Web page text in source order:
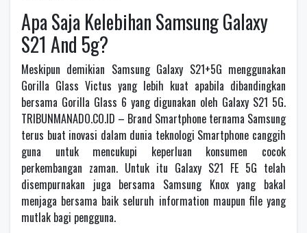
Apa Saja Kelebihan Samsung Galaxy
S21 And 5g?
Meskipun demikian Samsung Galaxy S21+5G menggunakan
Gorilla Glass Victus yang lebih kuat apabila dibandingkan
bersama Gorilla Glass 6 yang digunakan oleh Galaxy S21 5G.
TRIBUNMANADO.CO.ID – Brand Smartphone ternama Samsung
terus buat inovasi dalam dunia teknologi Smartphone canggih
guna untuk mencukupi keperluan konsumen cocok
perkembangan zaman. Untuk itu Galaxy S21 FE 5G telah
disempurnakan juga bersama Samsung Knox yang bakal
menjaga bersama baik seluruh information maupun file yang
mutlak bagi pengguna.